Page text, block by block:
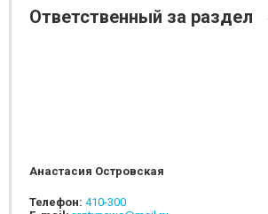
Ответственный за раздел
Анастасия Островская
Телефон: 410-300